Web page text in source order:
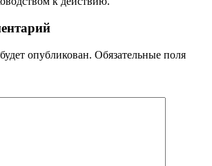
опубликован. Обязательные поля